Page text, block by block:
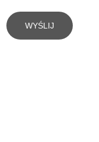
WYŚLIJ